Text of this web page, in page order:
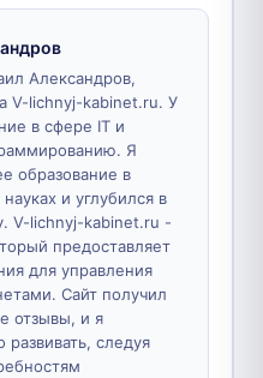
Александров,
V-lichnyj-kabinet.ru. У
в сфере IT и
Я
образование в
и углубился в
V-lichnyj-kabinet.ru -
предоставляет
для управления
Сайт получил
отзывы, и я
следуя